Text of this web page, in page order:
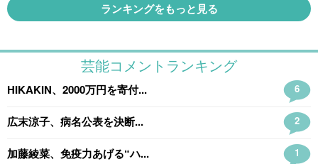
ランキングをもっと見る